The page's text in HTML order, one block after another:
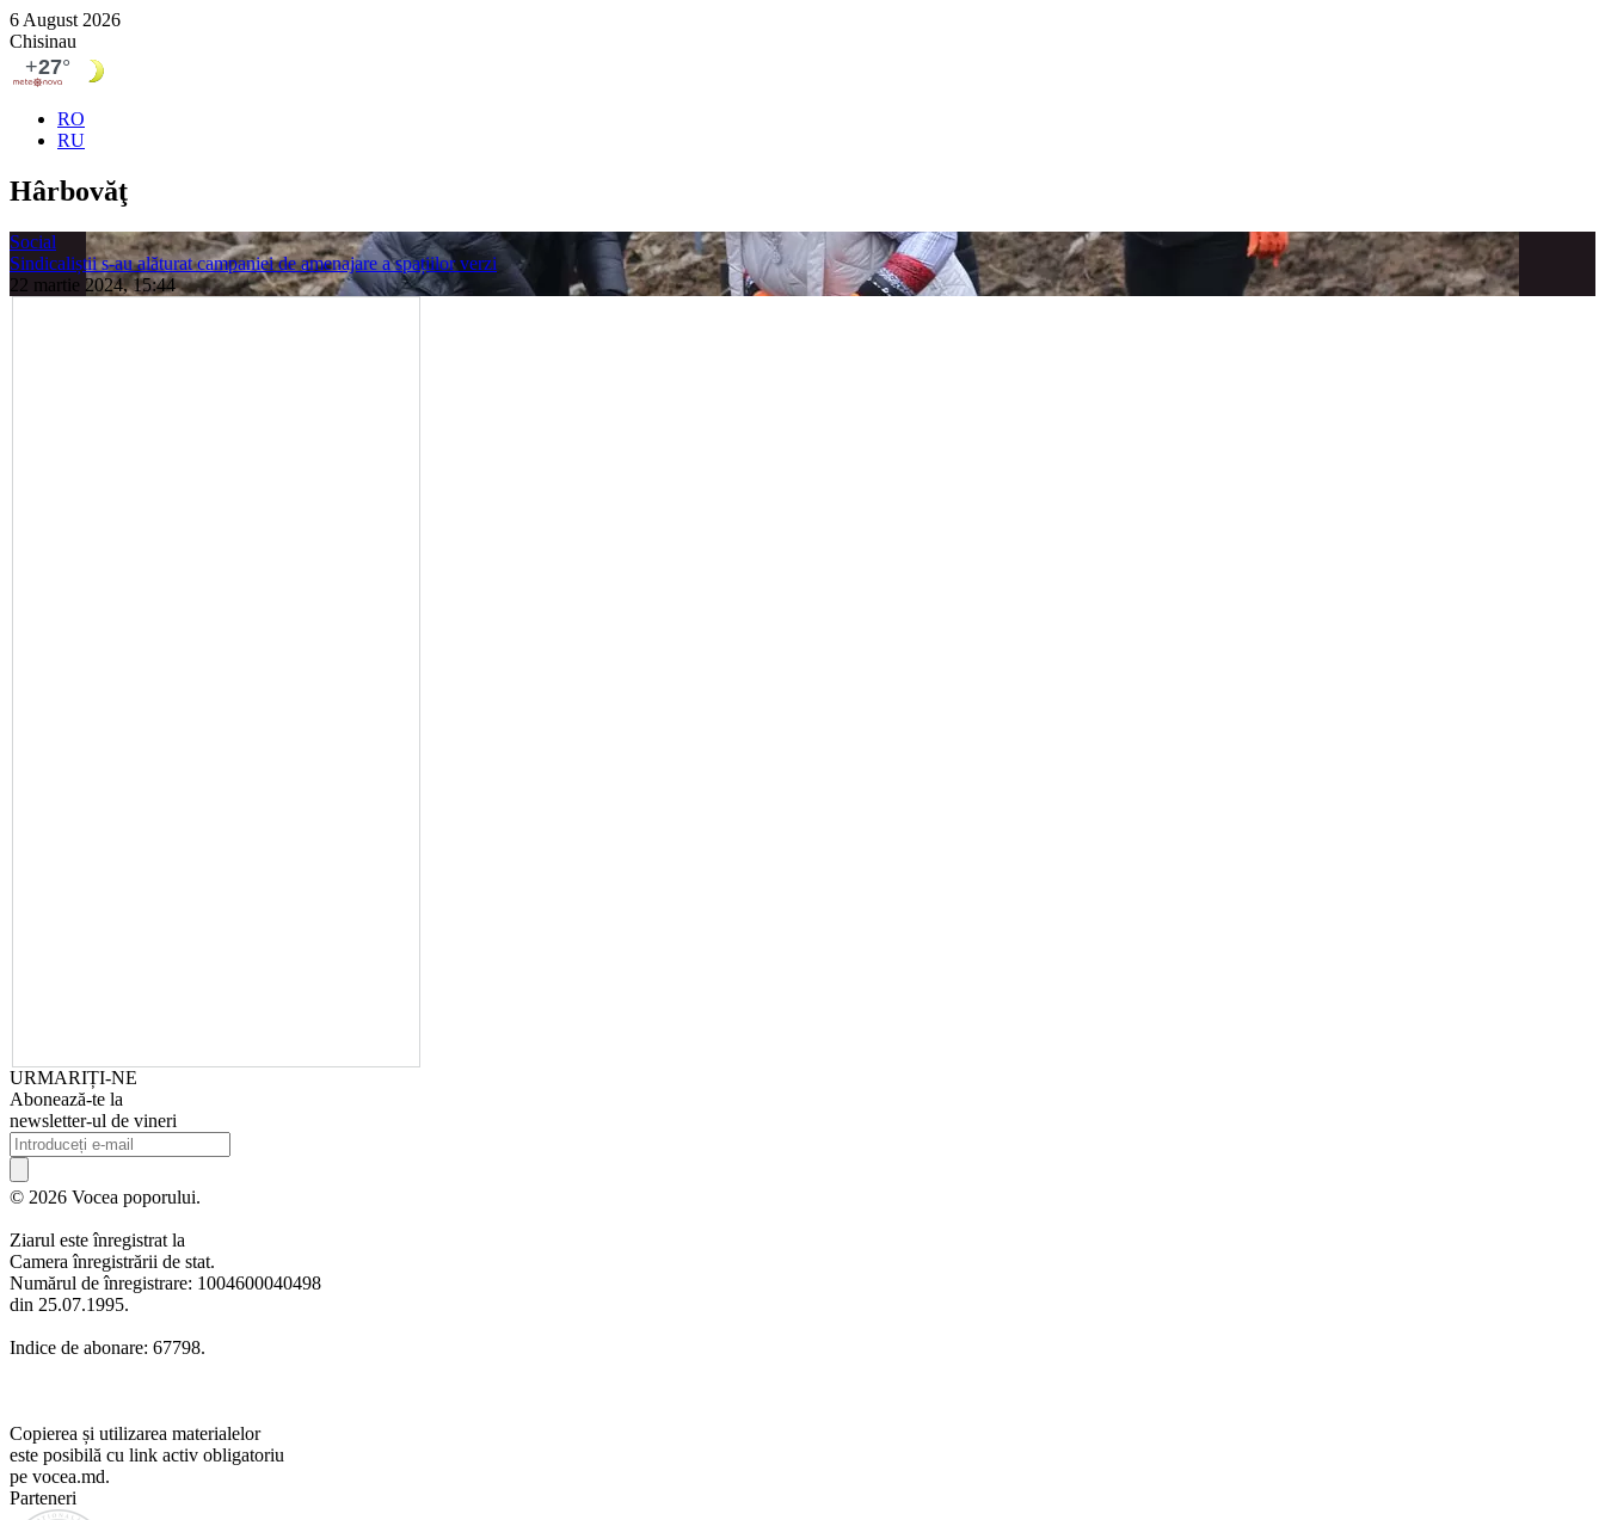
6 August 2026
Chisinau
RO
RU
Hârbovăţ
Social
Sindicaliștii s-au alăturat campaniei de amenajare a spațiilor verzi
22 martie 2024, 15:44
URMARIȚI-NE
Abonează-te la
newsletter-ul de vineri
© 2026 Vocea poporului.
Ziarul este înregistrat la
Camera înregistrării de stat.
Numărul de înregistrare: 1004600040498
din 25.07.1995.
Indice de abonare: 67798.
Copierea și utilizarea materialelor
este posibilă cu link activ obligatoriu
pe vocea.md.
Parteneri